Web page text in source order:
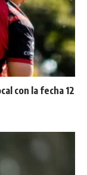
con la fecha 12